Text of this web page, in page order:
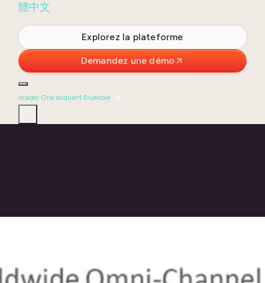
體中文
Explorez la plateforme
Demandez une démo
Insider One acquiert Bluecore